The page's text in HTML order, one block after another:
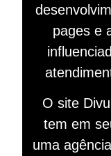
pages e
O site
tem em
uma